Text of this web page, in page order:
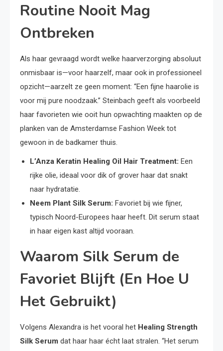
Routine Nooit Mag
Ontbreken
Als haar gevraagd wordt welke haarverzorging absoluut
onmisbaar is—voor haarzelf, maar ook in professioneel
opzicht—aarzelt ze geen moment: “Een fijne haarolie is
voor mij pure noodzaak.” Steinbach geeft als voorbeeld
haar favorieten wie ooit hun opwachting maakten op de
planken van de Amsterdamse Fashion Week tot
gewoon in de badkamer thuis.
L’Anza Keratin Healing Oil Hair Treatment: Een
rijke olie, ideaal voor dik of grover haar dat snakt
naar hydratatie.
Neem Plant Silk Serum: Favoriet bij wie fijner,
typisch Noord-Europees haar heeft. Dit serum staat
in haar eigen kast altijd vooraan.
Waarom Silk Serum de
Favoriet Blijft (En Hoe U
Het Gebruikt)
Volgens Alexandra is het vooral het Healing Strength
Silk Serum dat haar haar écht laat stralen. “Het serum